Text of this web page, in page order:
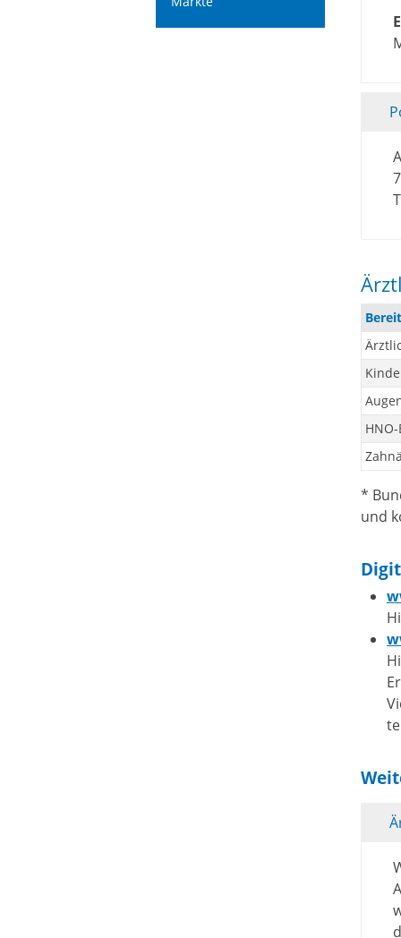
*
und